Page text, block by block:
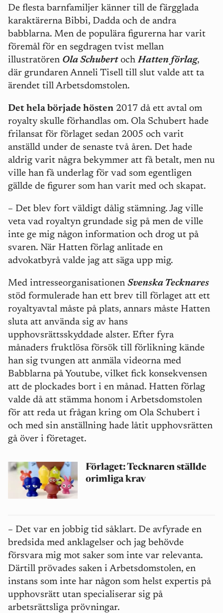
De flesta barnfamiljer känner till de färgglada
karaktärerna Bibbi, Dadda och de andra
babblarna. Men de populära figurerna har varit
föremål för en segdragen tvist mellan
illustratören Ola SchubertochHatten förlag,
där grundaren Anneli Tisell till slut valde att ta
ärendet till Arbetsdomstolen.
Det hela började hösten 2017 då ett avtal om
royalty skulle förhandlas om. Ola Schubert hade
frilansat för förlaget sedan 2005 och varit
anställd under de senaste två åren. Det hade
aldrig varit några bekymmer att få betalt, men nu
ville han få underlag för vad som egentligen
gällde de figurer som han varit med och skapat.
– Det blev fort väldigt dålig stämning. Jag ville
veta vad royaltyn grundade sig på men de ville
inte ge mig någon information och drog ut på
svaren. När Hatten förlag anlitade en
advokatbyrå valde jag att säga upp mig.
Med intresseorganisationen Svenska Tecknares
stöd formulerade han ett brev till förlaget att ett
royaltyavtal måste på plats, annars måste Hatten
sluta att använda sig av hans
upphovsrättsskyddade alster. Efter fyra
månaders fruktlösa försök till förlikning kände
han sig tvungen att anmäla videorna med
Babblarna på Youtube, vilket fick konsekvensen
att de plockades bort i en månad. Hatten förlag
valde då att stämma honom i Arbetsdomstolen
för att reda ut frågan kring om Ola Schubert i
och med sin anställning hade låtit upphovsrätten
gå över i företaget.
Förlaget: Tecknaren ställde
orimliga krav
– Det var en jobbig tid såklart. De avfyrade en
bredsida med anklagelser och jag behövde
försvara mig mot saker som inte var relevanta.
Därtill prövades saken i Arbetsdomstolen, en
instans som inte har någon som helst expertis på
upphovsrätt utan specialiserar sig på
arbetsrättsliga prövningar.